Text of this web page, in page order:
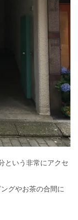
という非常にアクセ
グやお茶の合間に